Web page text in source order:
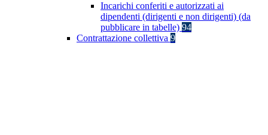
Incarichi conferiti e autorizzati ai
dipendenti (dirigenti e non dirigenti) (da
pubblicare in tabelle) 94
Contrattazione collettiva 9